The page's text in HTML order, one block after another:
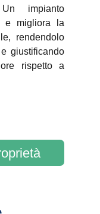
impianto
e migliora la
rendendolo
giustificando
rispetto a